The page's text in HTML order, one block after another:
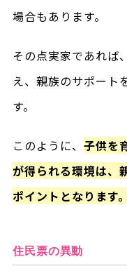
場合もあります。
その点実家であれば
え、親族のサポート
す。
このように、 子供を
が得られる環境は、
ポイントとなります。
住民票の異動